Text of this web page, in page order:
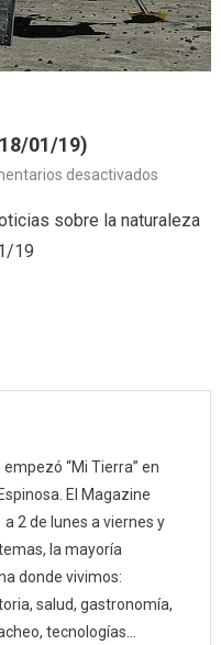
01/19)
desactivadosen
que
sobre la naturaleza
19
“Mi Tierra” en
El Magazine
2 de lunes a viernes y
la mayoría
donde vivimos:
salud, gastronomía,
tecnologías…